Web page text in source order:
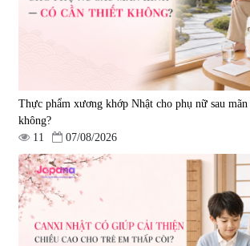
1.500.000 đ 690.000 đ
Viên uống hỗ trợ xương khớp
Super Glucosamine DX Hokoen
300 viên
980.000 đ
Viên uống hỗ
Yoro
Plus 30 viên
2.380.000 đ
Thực phẩm xương khớp Nhật cho phụ nữ sau
không?
11
07/08/2026